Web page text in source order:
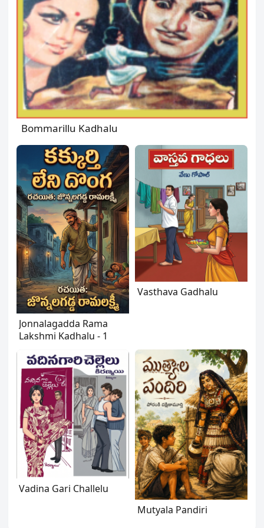
Bommarillu Kadhalu
Jonnalagadda Rama
Lakshmi Kadhalu - 1
Vasthava Gadhalu
Vadina Gari Challelu
Mutyala Pandiri